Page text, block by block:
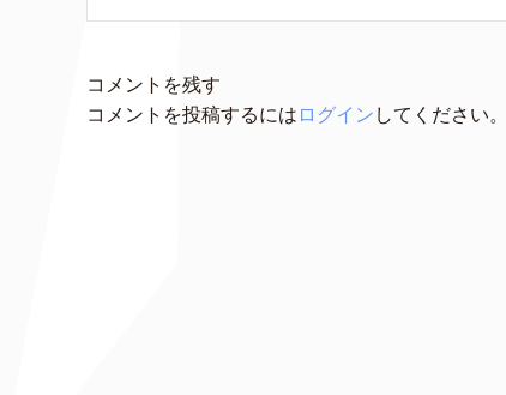
コメントを残す
コメントを投稿するには ログイン してください。